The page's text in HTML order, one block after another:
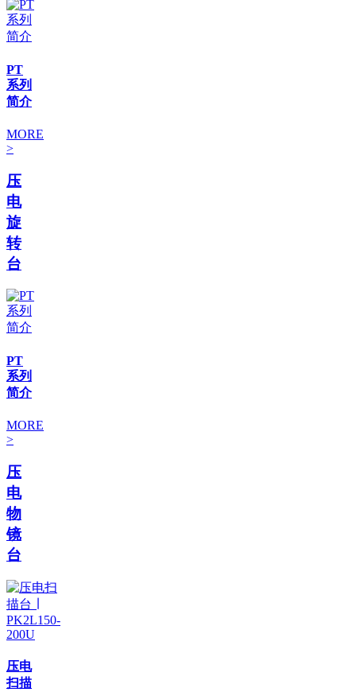
PT
系列
简介
MORE
>
压
电
旋
转
台
PT
系列
简介
MORE
>
压
电
物
镜
台
压电
扫描